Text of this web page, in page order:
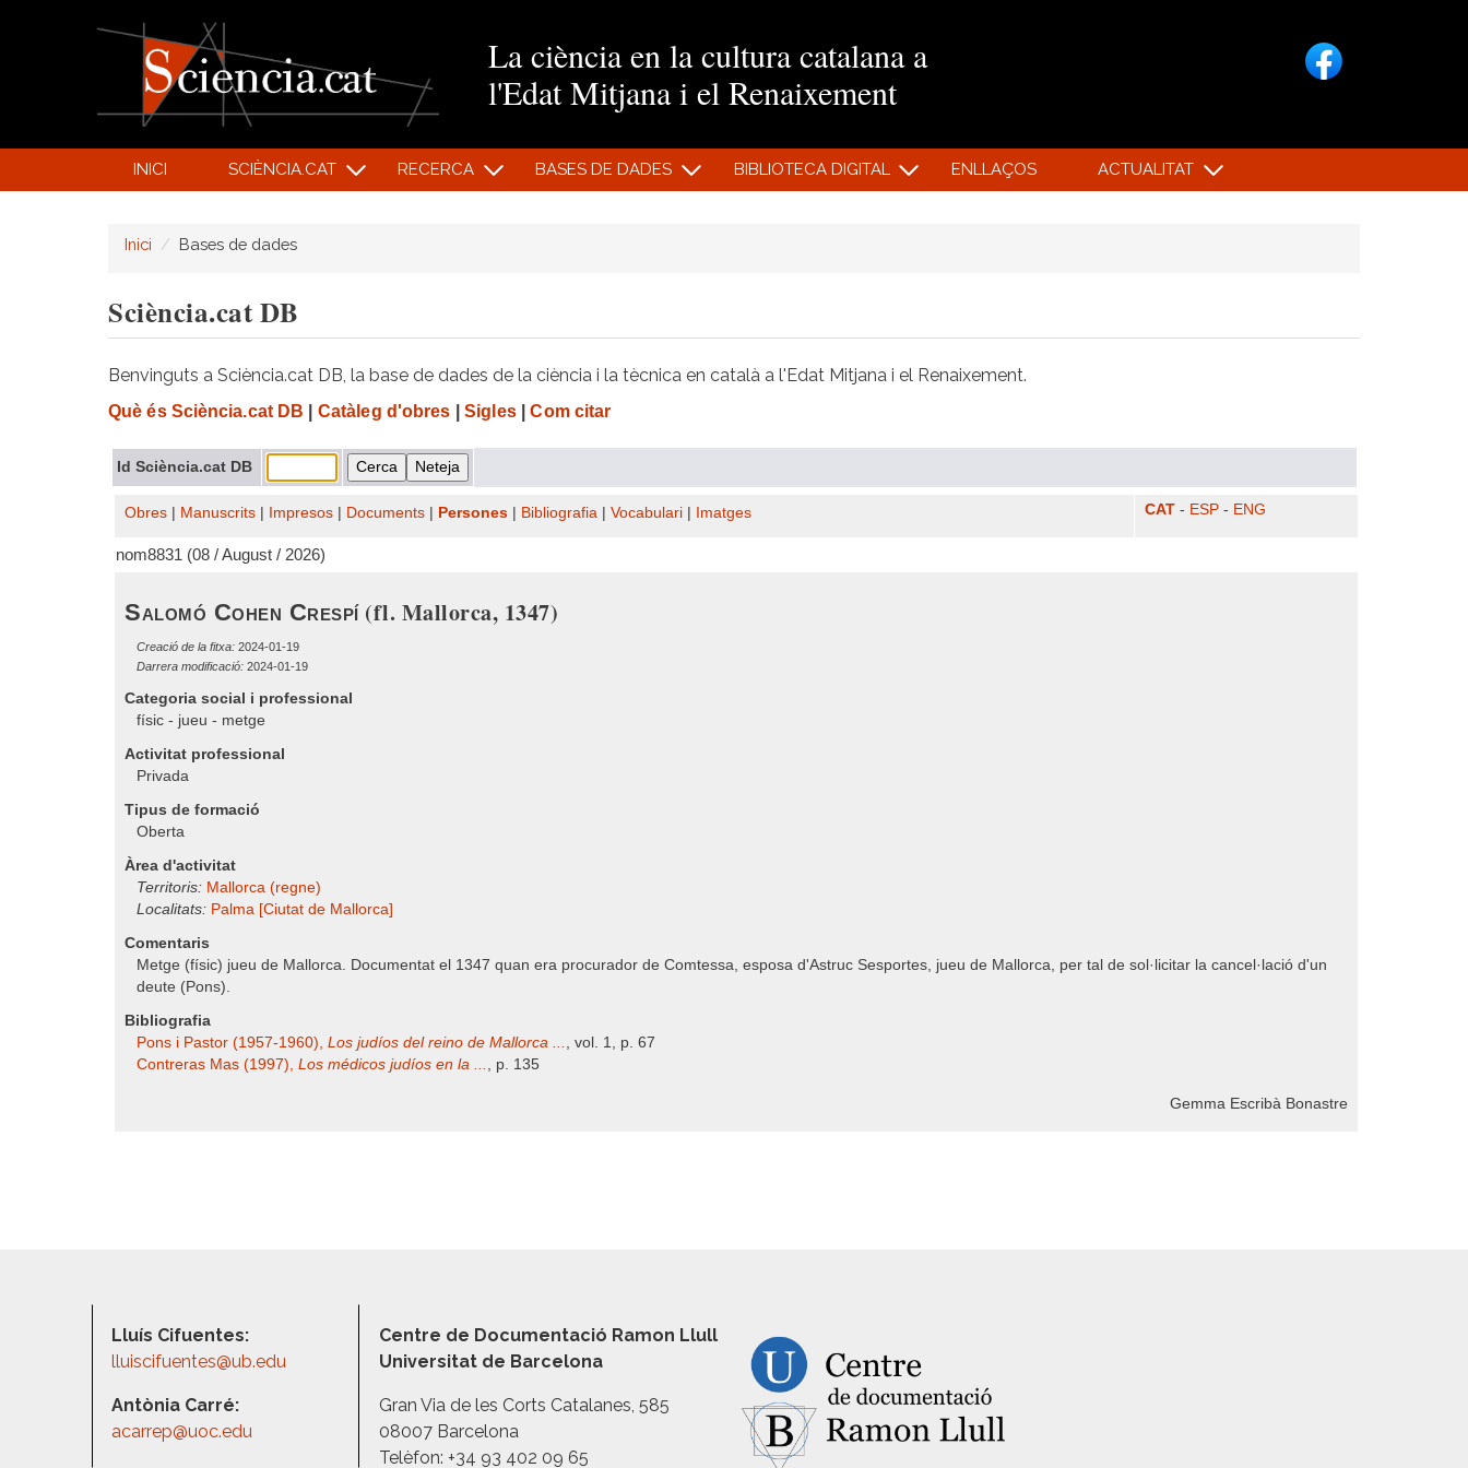
La ciència en la cultura catalana a
l'Edat Mitjana i el Renaixement
INICI SCIÈNCIA.CAT RECERCA BASES DE DADES BIBLIOTECA DIGITAL ENLLAÇOS ACTUALITAT
Inici Bases de dades
Sciència.cat DB
Benvinguts a Sciència.cat DB, la base de dades de la ciència i la tècnica en català a l'Edat Mitjana i el Renaixement.
Què és Sciència.cat DB Catàleg d'obres Sigles| Com citar
Id Sciència.cat DB
Obres Manuscrits Impresos Documents Persones Bibliografia Vocabulari Imatges CAT - ESP - ENG
nom8831 (08 / August / 2026)
Salomó Cohen Crespí(fl. Mallorca, 1347)
Creació de la fitxa: 2024-01-19
Darrera modificació: 2024-01-19
Categoria social i professional
físic - jueu - metge
Activitat professional
Privada
Tipus de formació
Oberta
Àrea d'activitat
Territoris: Mallorca (regne)
Localitats: Palma [Ciutat de Mallorca]
Comentaris
Metge (físic) jueu de Mallorca. Documentat el 1347 quan era procurador de Comtessa, esposa d'Astruc Sesportes, jueu de Mallorca, per tal de sol·licitar la cancel·lació d'un
deute (Pons).
Bibliografia
Pons i Pastor (1957-1960), Los judíos del reino de Mallorca ... , vol. 1, p. 67
Contreras Mas (1997), Los médicos judíos en la ... , p. 135
Gemma Escribà Bonastre
Lluís Cifuentes:
lluiscifuentes@ub.edu
Antònia Carré:
acarrep@uoc.edu
Centre de Documentació Ramon Llull
Universitat de Barcelona
Gran Via de les Corts Catalanes, 585
08007 Barcelona
Telèfon: +34 93 402 09 65